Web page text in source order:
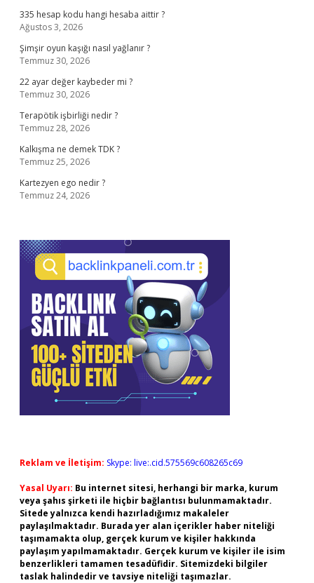
335 hesap kodu hangi hesaba aittir ?
Ağustos 3, 2026
Şimşir oyun kaşığı nasıl yağlanır ?
Temmuz 30, 2026
22 ayar değer kaybeder mi ?
Temmuz 30, 2026
Terapötik işbirliği nedir ?
Temmuz 28, 2026
Kalkışma ne demek TDK ?
Temmuz 25, 2026
Kartezyen ego nedir ?
Temmuz 24, 2026
Reklam ve İletişim: Skype: live:.cid.575569c608265c69
Yasal Uyarı: Bu internet sitesi, herhangi bir marka, kurum
veya şahıs şirketi ile hiçbir bağlantısı bulunmamaktadır.
Sitede yalnızca kendi hazırladığımız makaleler
paylaşılmaktadır. Burada yer alan içerikler haber niteliği
taşımamakta olup, gerçek kurum ve kişiler hakkında
paylaşım yapılmamaktadır. Gerçek kurum ve kişiler ile isim
benzerlikleri tamamen tesadüfidir. Sitemizdeki bilgiler
taslak halindedir ve tavsiye niteliği taşımazlar.